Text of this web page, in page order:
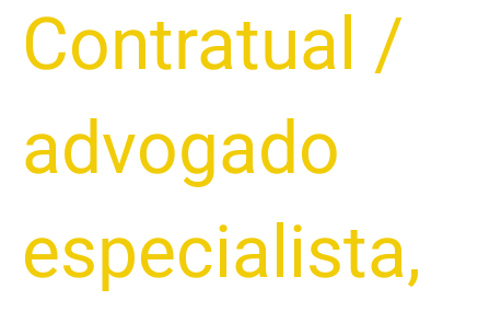
Contratual /
advogado
especialista,